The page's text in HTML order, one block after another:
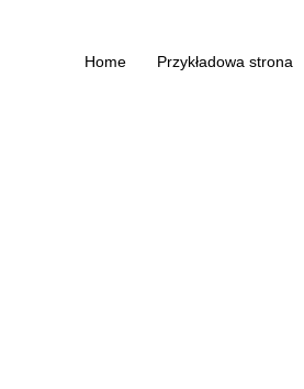
Home Przykładowa strona